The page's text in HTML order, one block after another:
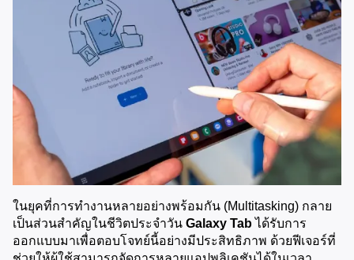
ในยุคที่การทำงานหลายอย่างพร้อมกัน (Multitasking) กลาย
เป็นส่วนสำคัญในชีวิตประจำวัน Galaxy Tab ได้รับการ
ออกแบบมาเพื่อตอบโจทย์นี้อย่างมีประสิทธิภาพ ด้วยฟีเจอร์ที่